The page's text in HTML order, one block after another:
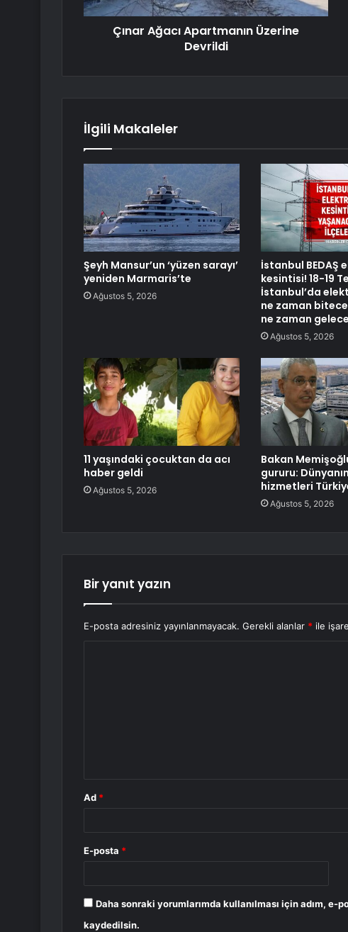
Çınar Ağacı Apartmanın Üzerine
Devrildi
İlgili Makaleler
Şeyh Mansur’un ‘yüzen sarayı’
yeniden Marmaris’te
Ağustos 5, 2026
İstanbul BEDAŞ
kesintisi! 18-19
İstanbul’da
ne zaman
ne zaman
Ağustos 5, 2026
11 yaşındaki çocuktan da acı
haber geldi
Ağustos 5, 2026
Bakan
gururu:
hizmetleri
Ağustos 5, 2026
Bir yanıt yazın
E-posta adresiniz yayınlanmayacak. Gerekli alanlar * ile
Ad *
E-posta *
Daha sonraki yorumlarımda kullanılması için adım, e-
kaydedilsin.